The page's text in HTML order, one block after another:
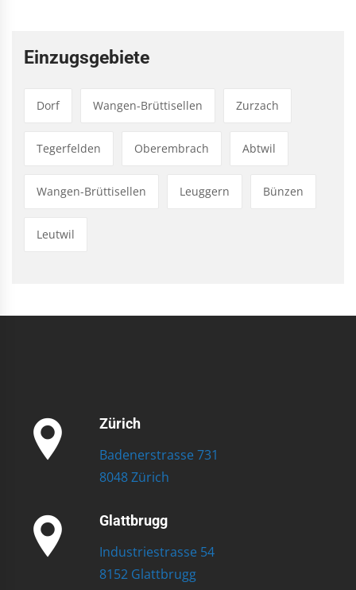
Einzugsgebiete
Dorf Wangen-Brüttisellen Zurzach
Tegerfelden Oberembrach Abtwil
Wangen-Brüttisellen Leuggern Bünzen
Leutwil
Zürich
Badenerstrasse 731
8048 Zürich
Glattbrugg
Industriestrasse 54
8152 Glattbrugg